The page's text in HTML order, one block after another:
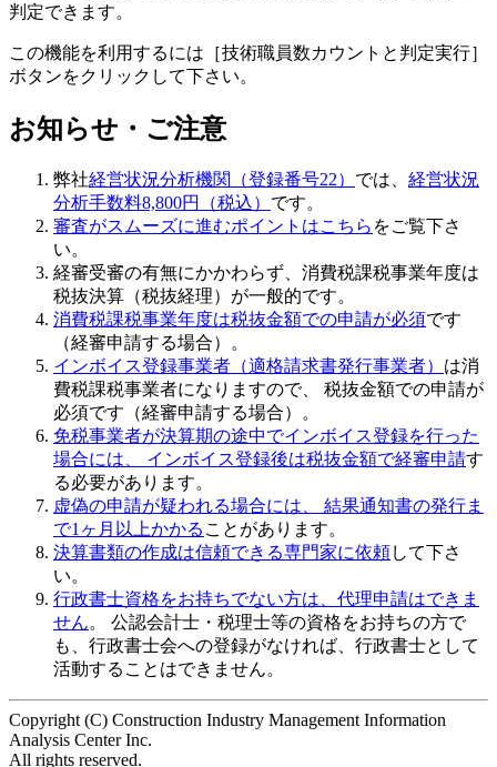
判定できます。
この機能を利用するには［技術職員数カウントと判定実行］
ボタンをクリックして下さい。
お知らせ・ご注意
弊社経営状況分析機関（登録番号22） では、 経営状況
分析手数料8,800円（税込） です。
審査がスムーズに進むポイントはこちら をご覧下さ
い。
経審受審の有無にかかわらず、 消費税課税事業年度は
税抜決算（税抜経理） が一般的です。
消費税課税事業年度は税抜金額での申請が必須です
（経審申請する場合）。
インボイス登録事業者（適格請求書発行事業者） は消
費税課税事業者になりますので、 税抜金額での申請が
必須です（経審申請する場合）。
免税事業者が決算期の途中でインボイス登録を行った
場合には、 インボイス登録後は税抜金額で経審申請す
る必要があります。
虚偽の申請が疑われる場合には、 結果通知書の発行ま
で1ヶ月以上かかる ことがあります。
決算書類の作成は信頼できる専門家に依頼して下さ
い。
行政書士資格をお持ちでない方は、代理申請はできま
せん。 公認会計士・税理士等の資格をお持ちの方で
も、行政書士会への登録がなければ、行政書士として
活動することはできません。
Copyright (C) Construction Industry Management Information
Analysis Center Inc.
All rights reserved.